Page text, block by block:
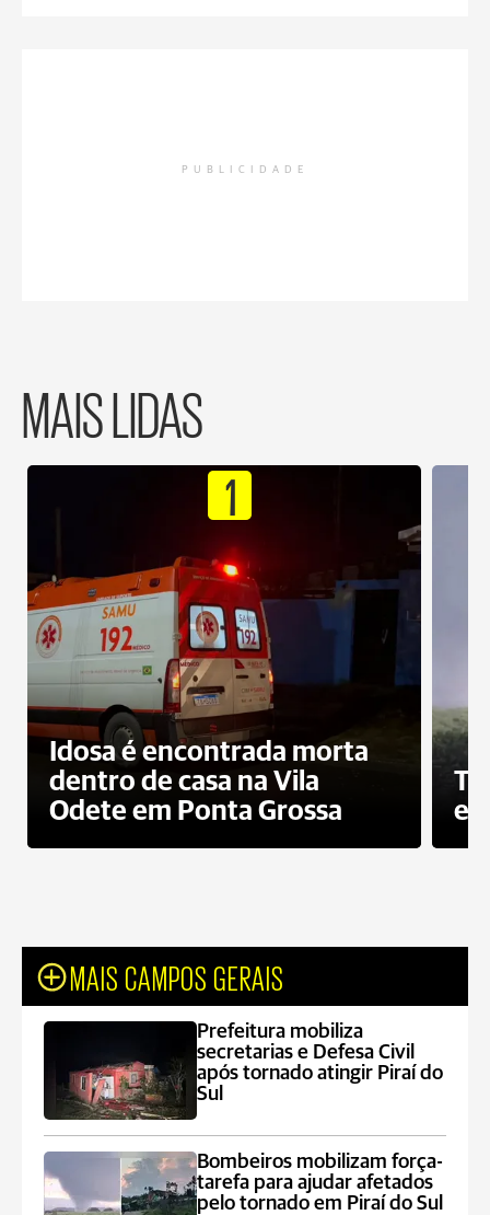
PUBLICIDADE
MAIS LIDAS
1
Idosa é encontrada morta
dentro de casa na Vila
Odete em Ponta Grossa
e
MAIS CAMPOS GERAIS
Prefeitura mobiliza
secretarias e Defesa Civil
após tornado atingir Piraí do
Sul
Bombeiros mobilizam força-
tarefa para ajudar afetados
pelo tornado em Piraí do Sul